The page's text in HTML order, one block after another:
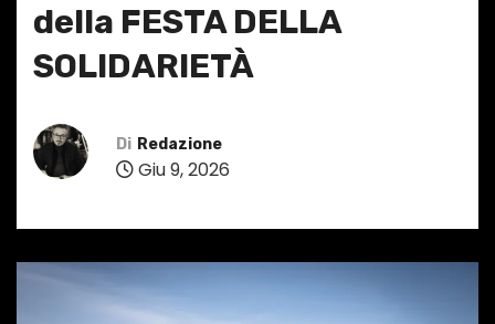
della FESTA DELLA
SOLIDARIETÀ
Di Redazione
Giu 9, 2026